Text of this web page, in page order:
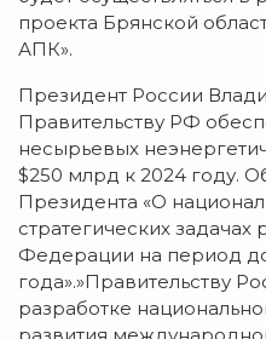
проекта Брянской
АПК».
Президент России
Правительству РФ
несырьевых
$250 млрд к 2024 году.
Президента «О
стратегических задачах
Федерации на период
года».»Правительству
разработке